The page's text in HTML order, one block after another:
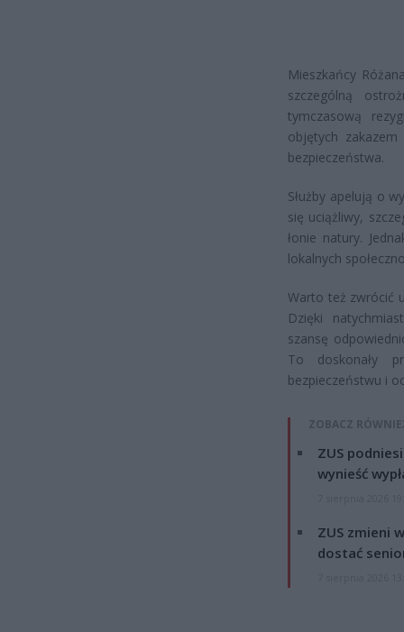
Mieszkańcy
szczególną
tymczasową
objętych
bezpieczeństwa.
Służby apelują o
się uciążliwy,
łonie natury.
lokalnych
Warto też zwrócić
Dzięki
szansę
To doskonały
bezpieczeństwu i
ZOBACZ
ZUS
wynieść
ZUS zmieni
dostać